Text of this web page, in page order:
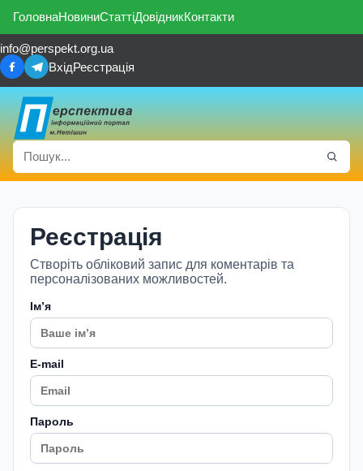
ГоловнаНовиниСтаттіДовідникКонтакти
info@perspekt.org.ua
ВхідРеєстрація
Реєстрація
Створіть обліковий запис для коментарів та
персоналізованих можливостей.
Імʼя
E-mail
Пароль